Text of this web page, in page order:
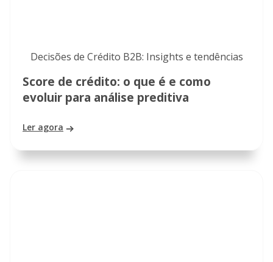
Decisões de Crédito B2B: Insights e tendências
Score de crédito: o que é e como
evoluir para análise preditiva
Ler agora